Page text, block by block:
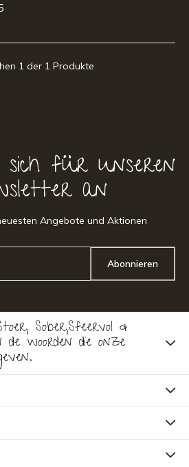
1 der 1 Produkte
sich für unseren
an
Angebote und Aktionen
Abonnieren
Sober,Sfeervol &
woorden die onze